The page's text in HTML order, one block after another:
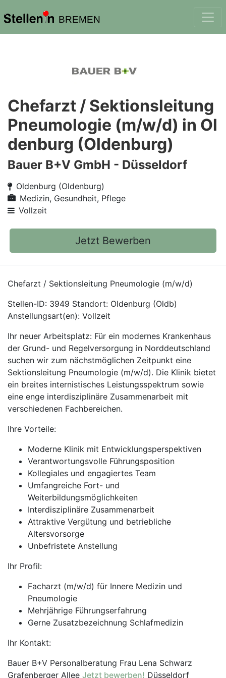
BREMEN
Chefarzt / Sektionsleitung
Pneumologie (m/w/d) in Ol
denburg (Oldenburg)
Bauer B+V GmbH - Düsseldorf
Oldenburg (Oldenburg)
Medizin, Gesundheit, Pflege
Vollzeit
Jetzt Bewerben
Chefarzt / Sektionsleitung Pneumologie (m/w/d)
Stellen-ID: 3949 Standort: Oldenburg (Oldb)
Anstellungsart(en): Vollzeit
Ihr neuer Arbeitsplatz: Für ein modernes Krankenhaus
der Grund- und Regelversorgung in Norddeutschland
suchen wir zum nächstmöglichen Zeitpunkt eine
Sektionsleitung Pneumologie (m/w/d). Die Klinik bietet
ein breites internistisches Leistungsspektrum sowie
eine enge interdisziplinäre Zusammenarbeit mit
verschiedenen Fachbereichen.
Ihre Vorteile:
Moderne Klinik mit Entwicklungsperspektiven
Verantwortungsvolle Führungsposition
Kollegiales und engagiertes Team
Umfangreiche Fort- und
Weiterbildungsmöglichkeiten
Interdisziplinäre Zusammenarbeit
Attraktive Vergütung und betriebliche
Altersvorsorge
Unbefristete Anstellung
Ihr Profil:
Facharzt (m/w/d) für Innere Medizin und
Pneumologie
Mehrjährige Führungserfahrung
Gerne Zusatzbezeichnung Schlafmedizin
Ihr Kontakt:
Bauer B+V Personalberatung Frau Lena Schwarz
Grafenberger Allee Jetzt bewerben! Düsseldorf